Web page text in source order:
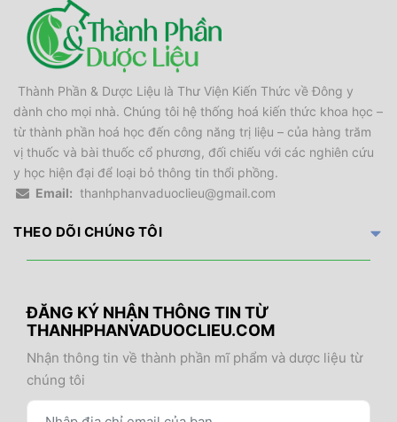
Thành Phần & Dược Liệu là Thư Viện Kiến Thức về Đông y
dành cho mọi nhà. Chúng tôi hệ thống hoá kiến thức khoa học –
từ thành phần hoá học đến công năng trị liệu – của hàng trăm
vị thuốc và bài thuốc cổ phương, đối chiếu với các nghiên cứu
y học hiện đại để loại bỏ thông tin thổi phồng.
Email: thanhphanvaduoclieu@gmail.com
THEO DÕI CHÚNG TÔI
ĐĂNG KÝ NHẬN THÔNG TIN TỪ
THANHPHANVADUOCLIEU.COM
Nhận thông tin về thành phần mĩ phẩm và dược liệu từ
chúng tôi